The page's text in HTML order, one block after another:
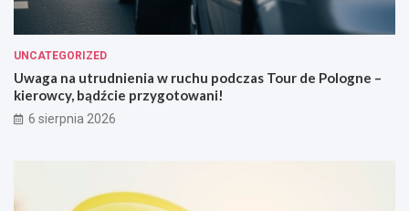
UNCATEGORIZED
Uwaga na utrudnienia w ruchu podczas Tour de Pologne –
kierowcy, bądźcie przygotowani!
6 sierpnia 2026